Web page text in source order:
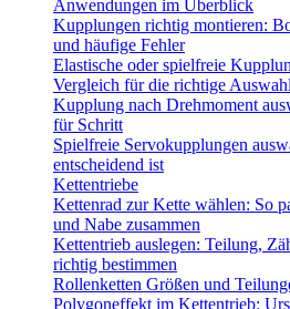
Anwendungen im Überblick
Kupplungen richtig montieren:
und häufige Fehler
Elastische oder spielfreie
Vergleich für die richtige Auswahl
Kupplung nach Drehmoment
für Schritt
Spielfreie Servokupplungen
entscheidend ist
Kettentriebe
Kettenrad zur Kette wählen: So
und Nabe zusammen
Kettentrieb auslegen: Teilung,
richtig bestimmen
Rollenketten Größen und
Polygoneffekt im Kettentrieb: